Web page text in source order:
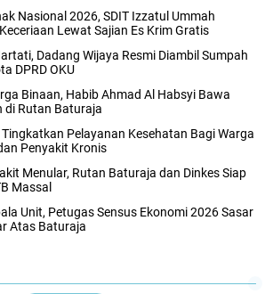
Nasional 2026, SDIT Izzatul Ummah
Lewat Sajian Es Krim Gratis
Dadang Wijaya Resmi Diambil Sumpah
DPRD OKU
Binaan, Habib Ahmad Al Habsyi Bawa
di Rutan Baturaja
Pelayanan Kesehatan Bagi Warga
Penyakit Kronis
Menular, Rutan Baturaja dan Dinkes Siap
Massal
Unit, Petugas Sensus Ekonomi 2026 Sasar
Atas Baturaja